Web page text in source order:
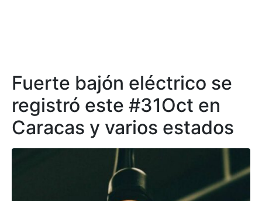
Fuerte bajón eléctrico se
registró este #31Oct en
Caracas y varios estados